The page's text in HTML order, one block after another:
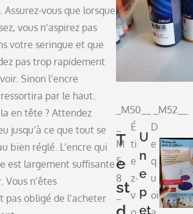
Assurez-vous que lorsque
vous n’aspirez pas
votre seringue et que
pas trop rapidement
Sinon l’encre
par le haut.
en tête ? Attendez
jusqu’à ce que tout se
bien réglé. L’encre qui
est largement suffisante
Vous n’êtes
pas obligé de l’acheter
_M50__ _M52__
M
5
8
_
T
e
st
É
ti
e
z-
v
U
n
e
p
et
D
e
q
u
oi